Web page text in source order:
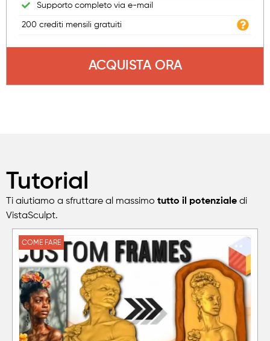
Supporto completo via e-mail
200 crediti mensili gratuiti
ACQUISTA ORA
Tutorial
Ti aiutiamo a sfruttare al massimo tutto il potenziale di
VistaSculpt.
COME FARE